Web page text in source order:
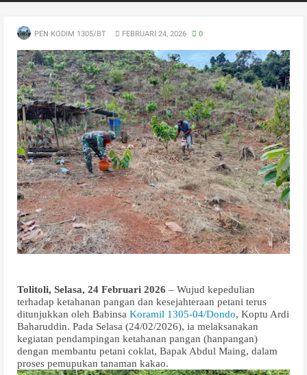
PEN KODIM 1305/BT FEBRUARI 24, 2026 0
Tolitoli, Selasa, 24 Februari 2026 – Wujud kepedulian
terhadap ketahanan pangan dan kesejahteraan petani terus
ditunjukkan oleh BabinsaKoramil 1305-04/Dondo, Koptu Ardi
Baharuddin. Pada Selasa (24/02/2026), ia melaksanakan
kegiatan pendampingan ketahanan pangan (hanpangan)
dengan membantu petani coklat, Bapak Abdul Maing, dalam
proses pemupukan tanaman kakao.